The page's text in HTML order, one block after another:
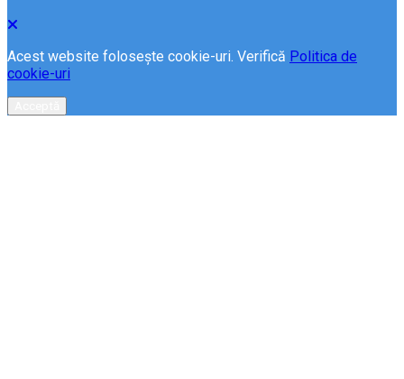
Acest website folosește cookie-uri. Verifică Politica de
cookie-uri